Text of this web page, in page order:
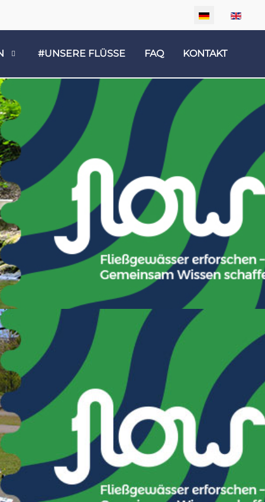
Sprache
#UNSERE FLÜSSE FAQ KONTAKT
2026
aber auch länger bleiben und bestimmen).
Eintritt ins Museum, Bestimmungshilfen